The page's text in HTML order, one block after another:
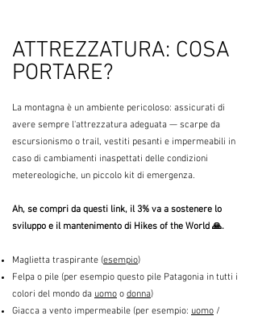
ATTREZZATURA: COSA
PORTARE?
La montagna è un ambiente pericoloso: assicurati di
avere sempre l'attrezzatura adeguata — scarpe da
escursionismo o trail, vestiti pesanti e impermeabili in
caso di cambiamenti inaspettati delle condizioni
metereologiche, un piccolo kit di emergenza.
Ah, se compri da questi link, il 3% va a sostenere lo
sviluppo e il mantenimento di Hikes of the World 🙏.
Maglietta traspirante (esempio)
Felpa o pile (per esempio questo pile Patagonia in tutti i
colori del mondo da uomo o donna)
Giacca a vento impermeabile (per esempio: uomo /